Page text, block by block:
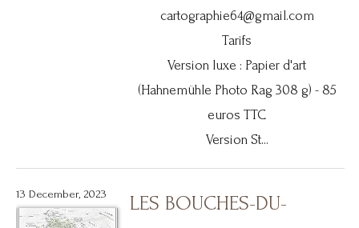
cartographie64@gmail.com
Tarifs
Version luxe : Papier d'art
(Hahnemühle Photo Rag 308 g) - 85
euros TTC
Version St...
13 December, 2023
LES BOUCHES-DU-